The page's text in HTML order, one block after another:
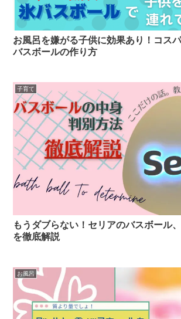
お風呂を嫌がる子供に効果あり！コス
バスボールの作り方
子育て
もうダブらない！セリアのバスボール
を徹底解説
お風呂